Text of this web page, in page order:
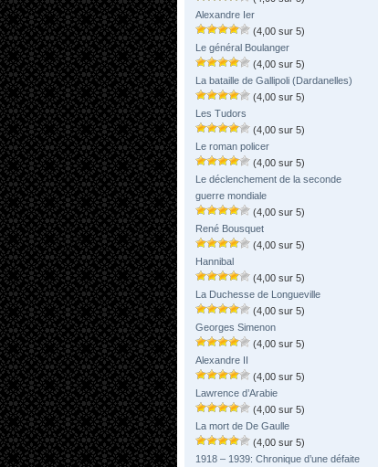
Alexandre Ier
(4,00 sur 5)
Le général Boulanger
(4,00 sur 5)
La bataille de Gallipoli (Dardanelles)
(4,00 sur 5)
Les Tudors
(4,00 sur 5)
Le roman policer
(4,00 sur 5)
Le déclenchement de la seconde
guerre mondiale
(4,00 sur 5)
René Bousquet
(4,00 sur 5)
Hannibal
(4,00 sur 5)
La Duchesse de Longueville
(4,00 sur 5)
Georges Simenon
(4,00 sur 5)
Alexandre II
(4,00 sur 5)
Lawrence d’Arabie
(4,00 sur 5)
La mort de De Gaulle
(4,00 sur 5)
1918 – 1939: Chronique d’une défaite